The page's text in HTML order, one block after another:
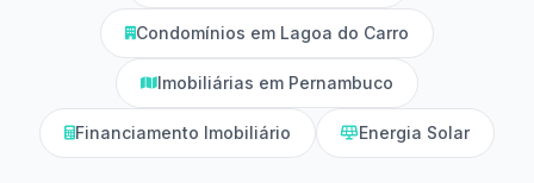
Condomínios em Lagoa do Carro
Imobiliárias em Pernambuco
Financiamento Imobiliário Energia Solar